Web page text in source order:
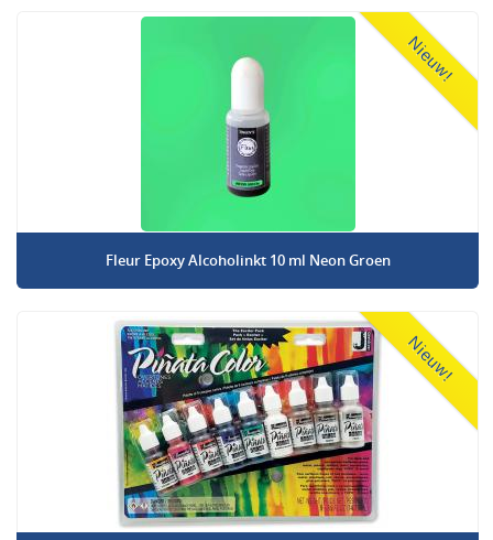
Nieuw!
Fleur Epoxy Alcoholinkt 10 ml Neon Groen
Nieuw!